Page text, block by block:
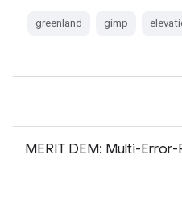
gimp
greenland
MERIT DEM: Multi-